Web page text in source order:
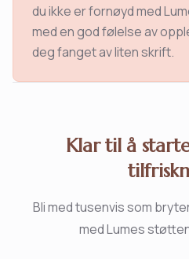
du ikke er fornøyd med
med en god følelse av
deg fanget av liten skrift.
Klar til å
Bli med tusenvis som
med Lumes